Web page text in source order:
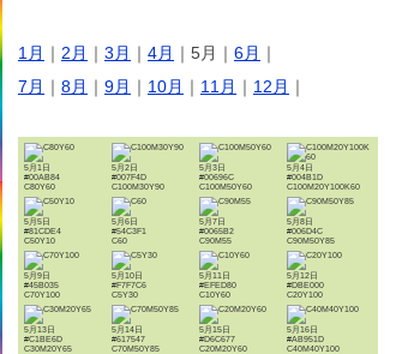
1月 ｜ 2月 ｜ 3月 ｜ 4月 ｜5月｜ 6月 ｜
7月 ｜ 8月 ｜ 9月 ｜ 10月 ｜ 11月 ｜ 12月 ｜
5月1日
#00AB84
C80Y60
5月2日
#007F4D
C100M30Y90
5月3日
#00696C
C100M50Y60
5月4日
#004B1D
C100M20Y100K60
5月5日
#81CDE4
C50Y10
5月6日
#54C3F1
C60
5月7日
#0065B2
C90M55
5月8日
#006D4C
C90M50Y85
5月9日
#45B035
C70Y100
5月10日
#F7F7C6
C5Y30
5月11日
#EFED80
C10Y60
5月12日
#DBE000
C20Y100
5月13日
#C1BE6D
C30M20Y65
5月14日
#617547
C70M50Y85
5月15日
#D6C677
C20M20Y60
5月16日
#AB951D
C40M40Y100